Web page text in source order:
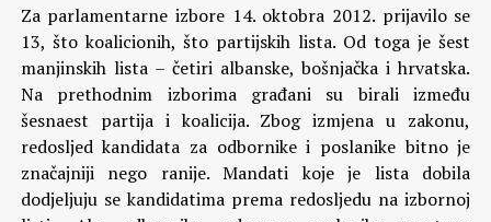
Za parlamentarne izbore 14. oktobra 2012. prijavilo se
13, što koalicionih, što partijskih lista. Od toga je šest
manjinskih lista – četiri albanske, bošnjačka i hrvatska.
Na prethodnim izborima građani su birali između
šesnaest partija i koalicija. Zbog izmjena u zakonu,
redosljed kandidata za odbornike i poslanike bitno je
značajniji nego ranije. Mandati koje je lista dobila
dodjeljuju se kandidatima prema redosljedu na izbornoj